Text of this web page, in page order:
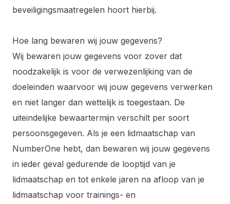
beveiligingsmaatregelen hoort hierbij.
Hoe lang bewaren wij jouw gegevens?
Wij bewaren jouw gegevens voor zover dat
noodzakelijk is voor de verwezenlijking van de
doeleinden waarvoor wij jouw gegevens verwerken
en niet langer dan wettelijk is toegestaan. De
uiteindelijke bewaartermijn verschilt per soort
persoonsgegeven. Als je een lidmaatschap van
NumberOne hebt, dan bewaren wij jouw gegevens
in ieder geval gedurende de looptijd van je
lidmaatschap en tot enkele jaren na afloop van je
lidmaatschap voor trainings- en